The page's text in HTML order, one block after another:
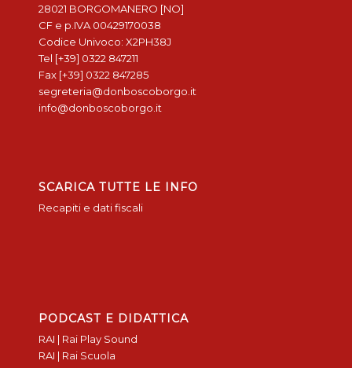
28021 BORGOMANERO [NO]
CF e p.IVA 00429170038
Codice Univoco: X2PH38J
Tel [+39] 0322 847211
Fax [+39] 0322 847285
segreteria@donboscoborgo.it
info@donboscoborgo.it
SCARICA TUTTE LE INFO
Recapiti e dati fiscali
PODCAST E DIDATTICA
RAI | Rai Play Sound
RAI | Rai Scuola